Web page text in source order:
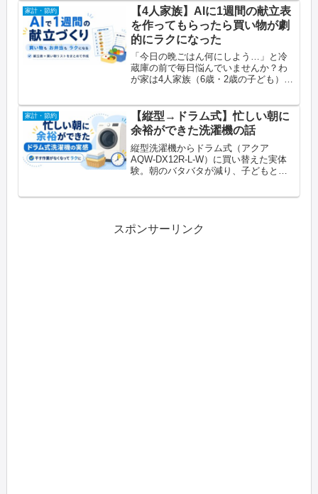
家計・節約
【4人家族】AIに1週間の献立表
を作ってもらったら買い物が劇
的にラクになった
「今日の晩ごはん何にしよう…」と冷
蔵庫の前で毎日悩んでいませんか？わ
が家は4人家族（6歳・2歳の子ども）
決めていないので、結局その日の冷蔵
庫にあるもので毎日献立を考える
日々...
家計・節約
【縦型→ドラム式】忙しい朝に
余裕ができた洗濯機の話
縦型洗濯機からドラム式（アクア
AQW-DX12R-L-W）に買い替えた実体
験。朝のバタバタが減り、子どもと朝
スポンサーリンク